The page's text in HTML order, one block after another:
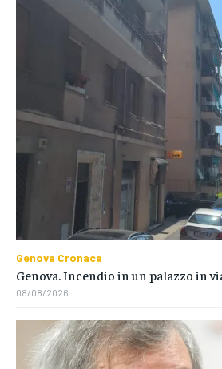
Genova Cronaca
Genova. Incendio in un palazzo in
08/08/2026